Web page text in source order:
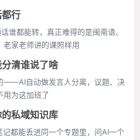
行
谁都能转，真正难得的是闽南语、
家老师讲的课照样用
清谁说了啥
——AI自动做发言人分离，议题、决
用为这加班了
私域知识库
都能丢进同一个专题里，问AI一个